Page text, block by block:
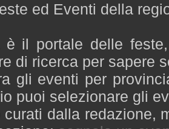
ed Eventi della
è il portale delle
di ricerca per sapere
gli eventi per
puoi selezionare gli
dalla redazione,